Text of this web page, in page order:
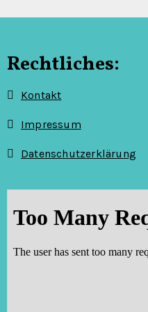
t
o
n
Rechtliches:
Kontakt
Impressum
Datenschutzerklärung